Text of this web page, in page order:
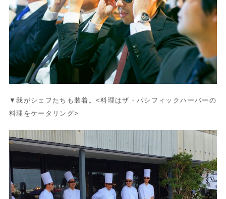
▼我がシェフたちも装着。<料理はザ・パシフィックハーバーの
料理をケータリング>